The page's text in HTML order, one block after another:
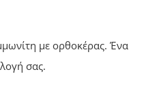
με ορθοκέρας. Ένα
σας.